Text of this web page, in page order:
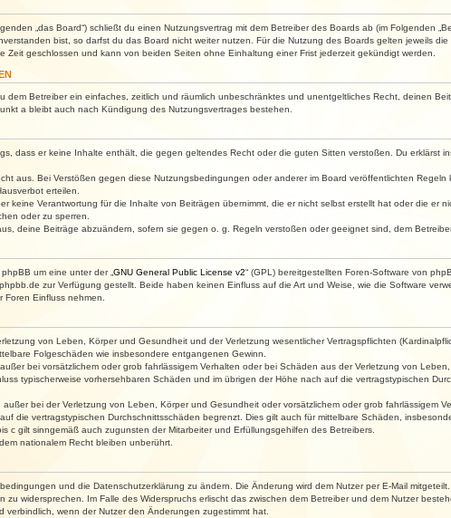
„das Board“) schließt du einen Nutzungsvertrag mit dem Betreiber des Boards ab (im Folgenden
bist, so darfst du das Board nicht weiter nutzen. Für die Nutzung des Boards gelten jeweils
Zeit geschlossen und kann von beiden Seiten ohne Einhaltung einer Frist jederzeit gekündigt werden.
dem Betreiber ein einfaches, zeitlich und räumlich unbeschränktes und unentgeltliches Recht, deinen
a bleibt auch nach Kündigung des Nutzungsvertrages bestehen.
dass er keine Inhalte enthält, die gegen geltendes Recht oder die guten Sitten verstoßen. Du
aus. Bei Verstößen gegen diese Nutzungsbedingungen oder anderer im Board veröffentlichten
erteilen.
keine Verantwortung für die Inhalte von Beiträgen übernimmt, die er nicht selbst erstellt hat oder die er
oder zu sperren.
deine Beiträge abzuändern, sofern sie gegen o. g. Regeln verstoßen oder geeignet sind, dem
um eine unter der „ GNU General Public License v2“ (GPL) bereitgestellten Foren-Software von
zur Verfügung gestellt. Beide haben keinen Einfluss auf die Art und Weise, wie die Software
Einfluss nehmen.
von Leben, Körper und Gesundheit und der Verletzung wesentlicher Vertragspflichten
Folgeschäden wie insbesondere entgangenen Gewinn.
bei vorsätzlichem oder grob fahrlässigem Verhalten oder bei Schäden aus der Verletzung von
typischerweise vorhersehbaren Schäden und im übrigen der Höhe nach auf die vertragstypischen
bei der Verletzung von Leben, Körper und Gesundheit oder vorsätzlichem oder grob fahrlässigem
die vertragstypischen Durchschnittsschäden begrenzt. Dies gilt auch für mittelbare Schäden,
c gilt sinngemäß auch zugunsten der Mitarbeiter und Erfüllungsgehilfen des Betreibers.
nationalem Recht bleiben unberührt.
und die Datenschutzerklärung zu ändern. Die Änderung wird dem Nutzer per E-Mail mitgeteilt.
widersprechen. Im Falle des Widerspruchs erlischt das zwischen dem Betreiber und dem Nutzer
wenn der Nutzer den Änderungen zugestimmt hat.